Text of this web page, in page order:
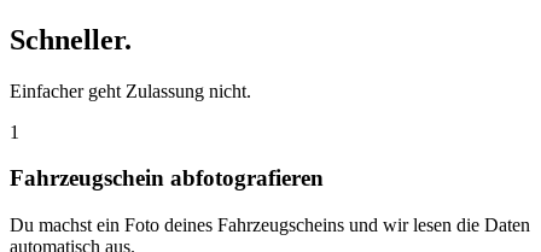
Schneller.
Einfacher geht Zulassung nicht.
1
Fahrzeugschein abfotografieren
Du machst ein Foto deines Fahrzeugscheins und wir lesen die Daten
automatisch aus.